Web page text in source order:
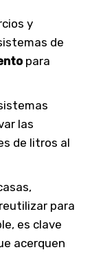
y
de
para
las
de litros al
para
es clave
acerquen